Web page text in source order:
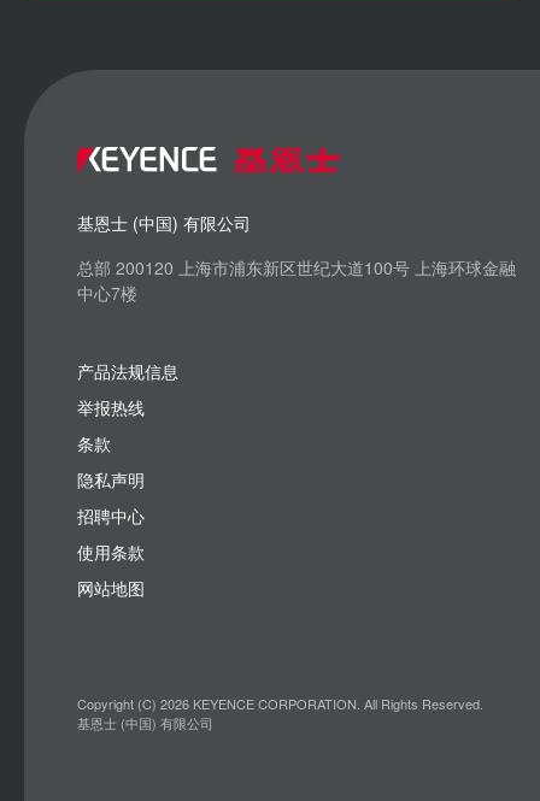
基恩士 (中国) 有限公司
总部 200120 上海市浦东新区世纪大道100号 上海环球金融
中心7楼
产品法规信息
举报热线
条款
隐私声明
招聘中心
使用条款
网站地图
Copyright (C) 2026 KEYENCE CORPORATION. All Rights Reserved.
基恩士 (中国) 有限公司